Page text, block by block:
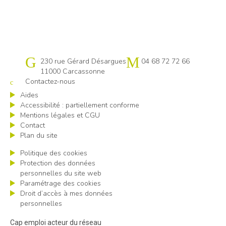
Cap emploi 11
230 rue Gérard Désargues
11000 Carcassonne
04 68 72 72 66
Contactez-nous
Aides
Accessibilité : partiellement conforme
Mentions légales et CGU
Contact
Plan du site
Politique des cookies
Protection des données
personnelles du site web
Paramétrage des cookies
Droit d’accès à mes données
personnelles
Cap emploi acteur du réseau